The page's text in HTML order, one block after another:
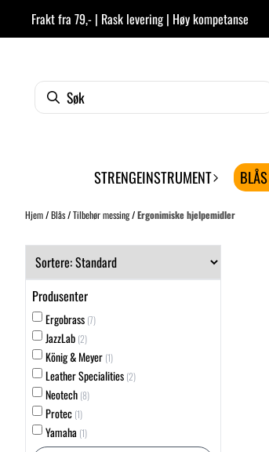
Hopp til innhold
Frakt fra 79,- | Rask levering | Høy kompetanse
STRENGEINSTRUMENT BLÅS
Hjem/Blås/Tilbehør messing/Ergonimiske hjelpemidler
Produsenter
Ergobrass (7)
JazzLab (2)
König & Meyer (1)
Leather Specialities (2)
Neotech (8)
Protec (1)
Yamaha (1)